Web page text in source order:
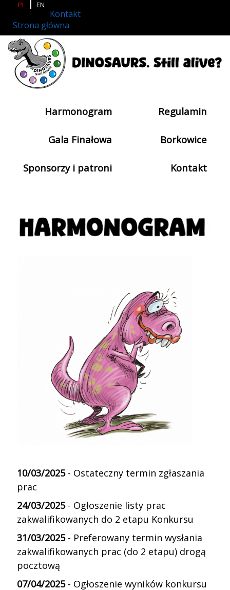
PL EN
Kontakt
Strona główna
Harmonogram Regulamin
Gala Finałowa Borkowice
Sponsorzy i patroni Kontakt
10/03/2025- Ostateczny termin zgłaszania
prac
24/03/2025- Ogłoszenie listy prac
zakwalifikowanych do 2 etapu Konkursu
31/03/2025- Preferowany termin wysłania
zakwalifikowanych prac (do 2 etapu) drogą
pocztową
07/04/2025- Ogłoszenie wyników konkursu